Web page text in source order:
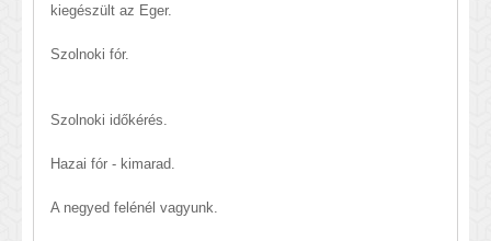
kiegészült az Eger.
Szolnoki fór.
Szolnoki időkérés.
​Hazai fór - kimarad.
A negyed felénél vagyunk.